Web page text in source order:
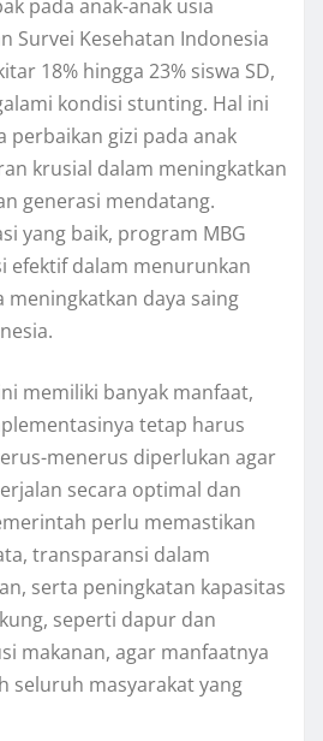
pada anak-anak usia
Survei Kesehatan Indonesia
18% hingga 23% siswa SD,
kondisi stunting. Hal ini
perbaikan gizi pada anak
krusial dalam meningkatkan
generasi mendatang.
yang baik, program MBG
efektif dalam menurunkan
daya saing
memiliki banyak manfaat,
tetap harus
menerus diperlukan agar
secara optimal dan
perlu memastikan
transparansi dalam
serta peningkatan kapasitas
seperti dapur dan
makanan, agar manfaatnya
seluruh masyarakat yang